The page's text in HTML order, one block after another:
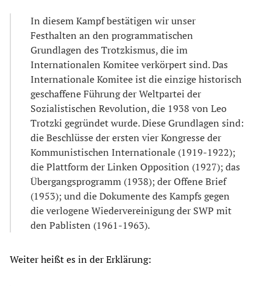
In diesem Kampf bestätigen wir unser
Festhalten an den programmatischen
Grundlagen des Trotzkismus, die im
Internationalen Komitee verkörpert sind. Das
Internationale Komitee ist die einzige historisch
geschaffene Führung der Weltpartei der
Sozialistischen Revolution, die 1938 von Leo
Trotzki gegründet wurde. Diese Grundlagen sind:
die Beschlüsse der ersten vier Kongresse der
Kommunistischen Internationale (1919-1922);
die Plattform der Linken Opposition (1927); das
Übergangsprogramm (1938); der Offene Brief
(1953); und die Dokumente des Kampfs gegen
die verlogene Wiedervereinigung der SWP mit
den Pablisten (1961-1963).
Weiter heißt es in der Erklärung: